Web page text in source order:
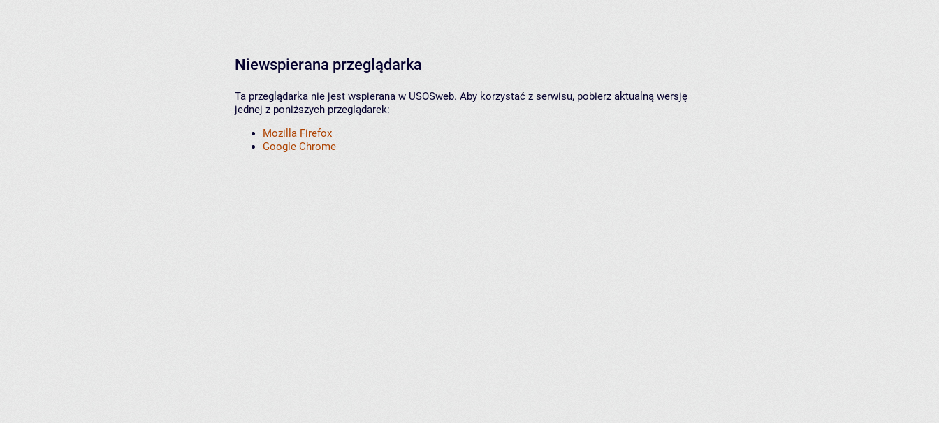
Niewspierana przeglądarka
Ta przeglądarka nie jest wspierana w USOSweb. Aby korzystać z serwisu, pobierz aktualną wersję
jednej z poniższych przeglądarek:
Mozilla Firefox
Google Chrome